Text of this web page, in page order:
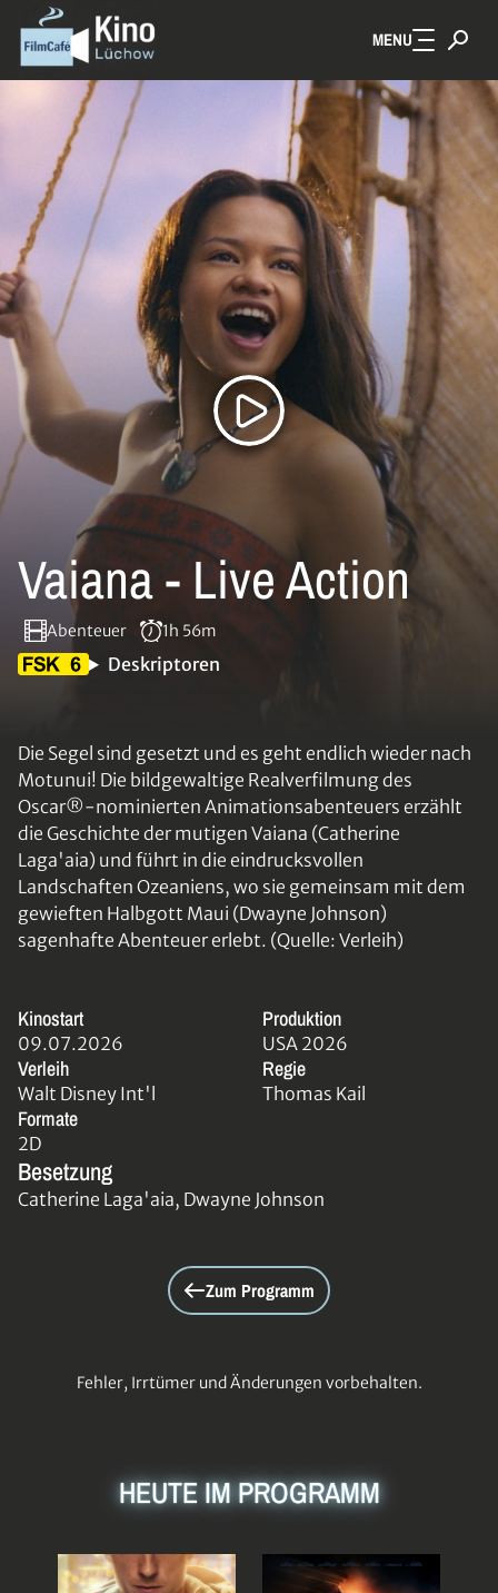
Zum Hauptinhalt springen MENU
Vaiana - Live Action
Abenteuer 1h 56m
Deskriptoren
Die Segel sind gesetzt und es geht endlich wieder nach
Motunui! Die bildgewaltige Realverfilmung des
Oscar®-nominierten Animationsabenteuers erzählt
die Geschichte der mutigen Vaiana (Catherine
Laga'aia) und führt in die eindrucksvollen
Landschaften Ozeaniens, wo sie gemeinsam mit dem
gewieften Halbgott Maui (Dwayne Johnson)
sagenhafte Abenteuer erlebt. (Quelle: Verleih)
Kinostart
09.07.2026
Produktion
USA 2026
Verleih
Walt Disney Int'l
Regie
Thomas Kail
Formate
2D
Besetzung
Catherine Laga'aia, Dwayne Johnson
Zum Programm
Fehler, Irrtümer und Änderungen vorbehalten.
HEUTE IM PROGRAMM